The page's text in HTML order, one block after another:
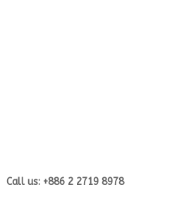
Call us: +886 2 2719 8978